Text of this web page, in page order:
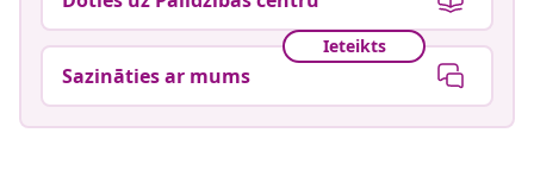
Ieteikts
Sazināties ar mums